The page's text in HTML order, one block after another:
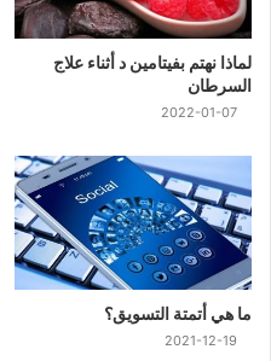
لماذا نهتم بفيتامين د أثناء علاج
السرطان
2022-01-07
ما هي أتمتة التسويق؟
2021-12-19